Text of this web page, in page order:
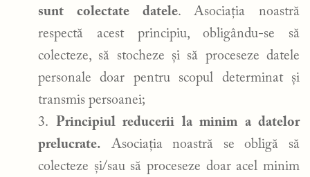
sunt colectate datele. Asociația noastră
respectă acest principiu, obligându-se să
colecteze, să stocheze și să proceseze datele
personale doar pentru scopul determinat și
transmis persoanei;
Principiul reducerii la minim a datelor
prelucrate. Asociația noastră se obligă să
colecteze și/sau să proceseze doar acel minim